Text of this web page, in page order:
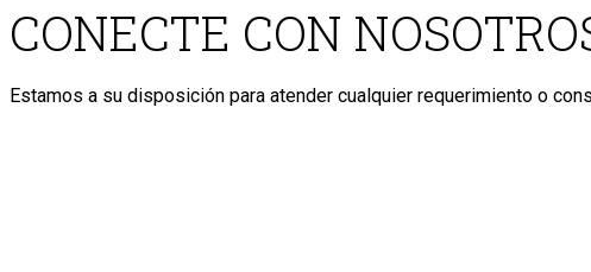
CONECTE CON
Estamos a su disposición para atender cualquier requerimiento o